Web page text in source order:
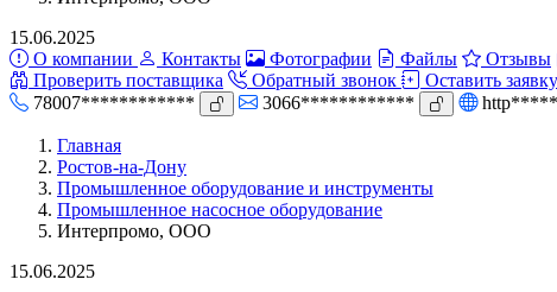
15.06.2025
О компании
Контакты Фотографии Файлы Отзывы
Проверить поставщика
Обратный звонок
Оставить заявку
78007************
3066************
Главная
Ростов-на-Дону
Промышленное оборудование и инструменты
Промышленное насосное оборудование
Интерпромо, ООО
15.06.2025